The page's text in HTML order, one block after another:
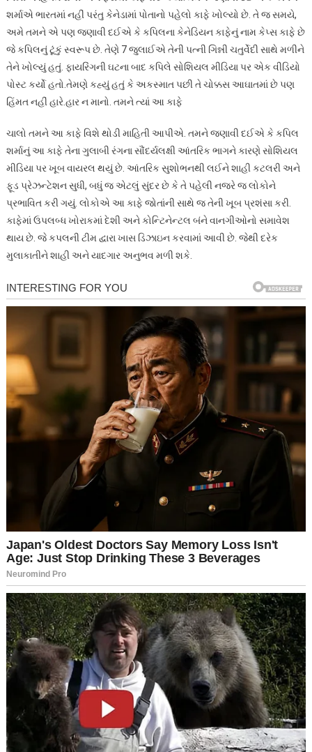
શર્માએ ભારતમાં નહીં પરંતુ કેનેડામાં પોતાનો પહેલો કાફે ખોલ્યો છે. તે જ સમયે,
અમે તમને એ પણ જણાવી દઈએ કે કપિલના કેનેડિયન કાફેનું નામ કેપ્સ કાફે છે
જે કપિલનું ટૂંકું સ્વરૂપ છે. તેણે 7 જુલાઈએ તેની પત્ની ગિન્ની ચતુર્વેદી સાથે મળીને
તેને ખોલ્યું હતું. ફાયરિંગની ઘટના બાદ કપિલે સોશિયલ મીડિયા પર એક વીડિયો
પોસ્ટ કર્યો હતો.તેમણે કહ્યું હતું કે અકસ્માત પછી તે ચોક્કસ આઘાતમાં છે પણ
હિંમત નહીં હારે.હાર ન માનો. તમને ત્યાં આ કાફે
ચાલો તમને આ કાફે વિશે થોડી માહિતી આપીએ. તમને જણાવી દઈએ કે કપિલ
શર્માનું આ કાફે તેના ગુલાબી રંગના સૌંદર્યલક્ષી આંતરિક ભાગને કારણે સોશિયલ
મીડિયા પર ખૂબ વાયરલ થયું છે. આંતરિક સુશોભનથી લઈને શાહી કટલરી અને
ફૂડ પ્રેઝન્ટેશન સુધી, બધું જ એટલું સુંદર છે કે તે પહેલી નજરે જ લોકોને
પ્રભાવિત કરી ગયું. લોકોએ આ કાફે જોતાંની સાથે જ તેની ખૂબ પ્રશંસા કરી.
કાફેમાં ઉપલબ્ધ ખોરાકમાં દેશી અને કોન્ટિનેન્ટલ બંને વાનગીઓનો સમાવેશ
થાય છે. જે કપલની ટીમ દ્વારા ખાસ ડિઝાઇન કરવામાં આવી છે. જેથી દરેક
મુલાકાતીને શાહી અને યાદગાર અનુભવ મળી શકે.